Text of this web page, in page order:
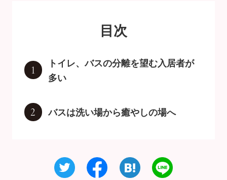
目次
1
トイレ、バスの分離を望む入居者が
多い
2 バスは洗い場から癒やしの場へ